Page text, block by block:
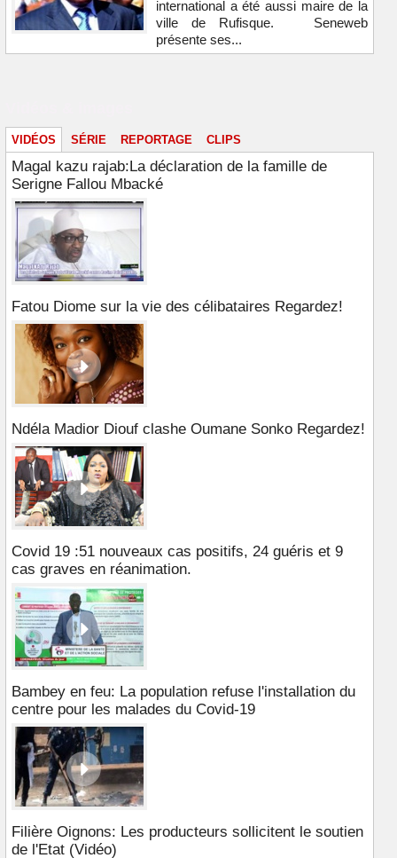
international a été aussi maire de la
ville de Rufisque. Seneweb
présente ses...
VIDÉOS SÉRIE REPORTAGE CLIPS
Magal kazu rajab:La déclaration de la famille de
Serigne Fallou Mbacké
Fatou Diome sur la vie des célibataires Regardez!
Ndéla Madior Diouf clashe Oumane Sonko Regardez!
Covid 19 :51 nouveaux cas positifs, 24 guéris et 9
cas graves en réanimation.
Bambey en feu: La population refuse l'installation du
centre pour les malades du Covid-19
Filière Oignons: Les producteurs sollicitent le soutien
de l'Etat (Vidéo)